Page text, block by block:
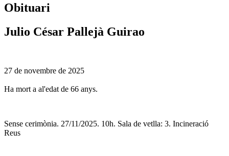
Obituari
Julio César Pallejà Guirao
27 de novembre de 2025
Ha mort a al'edat de 66 anys.
Sense cerimònia. 27/11/2025. 10h. Sala de vetlla: 3. Incineració
Reus